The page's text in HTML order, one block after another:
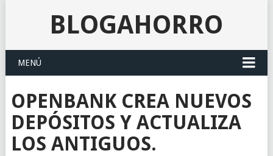
BLOGAHORRO
MENÚ
OPENBANK CREA NUEVOS
DEPÓSITOS Y ACTUALIZA
LOS ANTIGUOS.